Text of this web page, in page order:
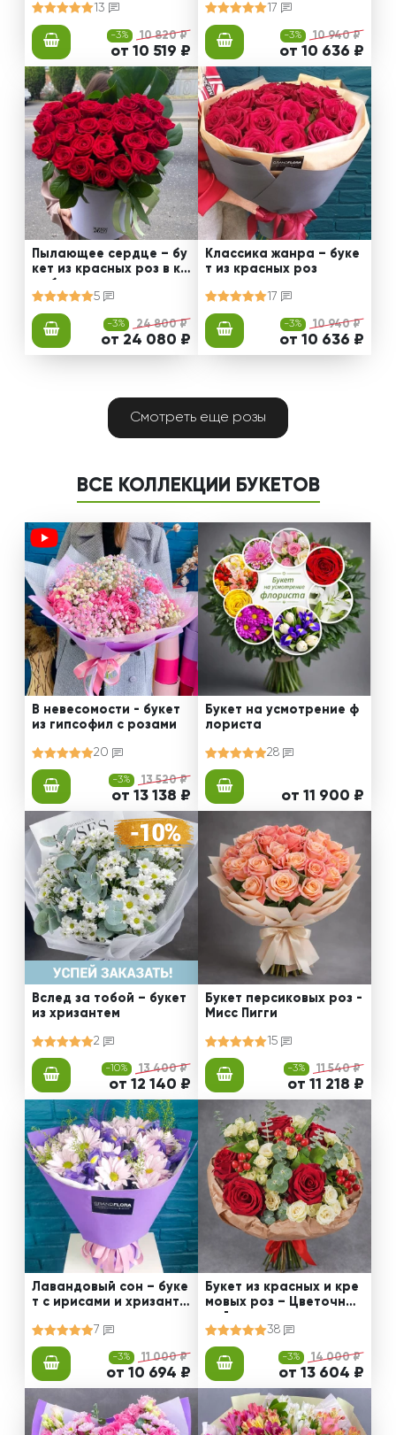
13
-3% 10 820 ₽
от 10 519 ₽
17
-3% 10 940 ₽
от 10 636 ₽
Пылающее сердце – бу
кет из красных роз в ко
робке
5
-3% 24 800 ₽
от 24 080 ₽
Классика жанра – буке
т из красных роз
17
-3% 10 940 ₽
от 10 636 ₽
Смотреть еще розы
ВСЕ КОЛЛЕКЦИИ БУКЕТОВ
В невесомости - букет
из гипсофил с розами
20
-3% 13 520 ₽
от 13 138 ₽
Букет на усмотрение ф
лориста
28
от 11 900 ₽
Вслед за тобой – букет
из хризантем
2
-10% 13 400 ₽
от 12 140 ₽
Букет персиковых роз -
Мисс Пигги
15
-3% 11 540 ₽
от 11 218 ₽
Лавандовый сон – буке
т с ирисами и хризанте
7
-3% 11 000 ₽
от 10 694 ₽
Букет из красных и кре
мовых роз – Цветочный
38
-3% 14 000 ₽
от 13 604 ₽